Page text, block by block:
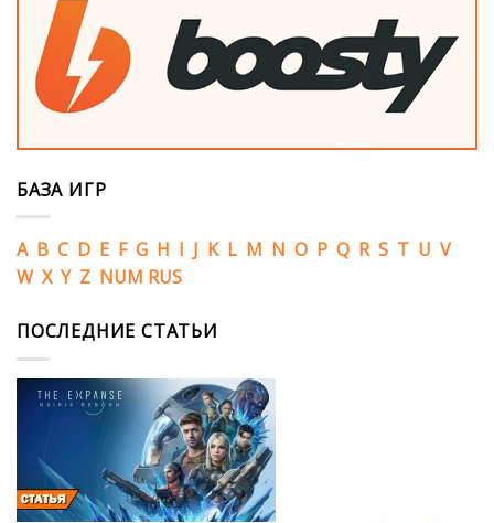
БАЗА ИГР
A B C D E F G H I J K L M N O P Q R S T U V
W X Y Z NUM RUS
ПОСЛЕДНИЕ СТАТЬИ